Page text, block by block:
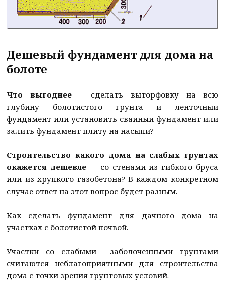
Дешевый фундамент для дома на
болоте
Что выгоднее – сделать выторфовку на всю
глубину болотистого грунта и ленточный
фундамент или установить свайный фундамент или
залить фундамент плиту на насыпи?
Строительство какого дома на слабых грунтах
окажется дешевле — со стенами из гибкого бруса
или из хрупкого газобетона? В каждом конкретном
случае ответ на этот вопрос будет разным.
Как сделать фундамент для дачного дома на
участках с болотистой почвой.
Участки со слабыми заболоченными грунтами
считаются неблагоприятными для строительства
дома с точки зрения грунтовых условий.